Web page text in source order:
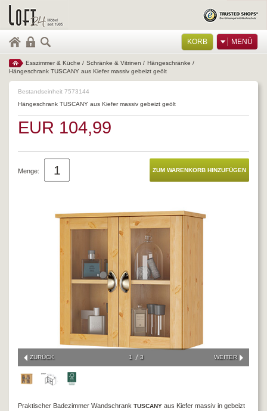
KORB MENÜ
Esszimmer & Küche / Schränke & Vitrinen / Hängeschränke /
Hängeschrank TUSCANY aus Kiefer massiv gebeizt geölt
Bestandseinheit 7573144
Hängeschrank TUSCANY aus Kiefer massiv gebeizt geölt
EUR 104,99
Menge:
ZURÜCK WEITER
1 3
Praktischer Badezimmer Wandschrank TUSCANY aus Kiefer massiv in gebeizt